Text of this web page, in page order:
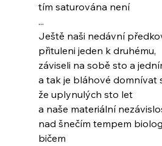
tím saturována není
...
Ještě naši nedávní
přituleni jeden k druhému,
záviseli na sobě sto a
a tak je bláhové domnívat
že uplynulých sto let
a naše materiální
nad šnečím tempem
bičem